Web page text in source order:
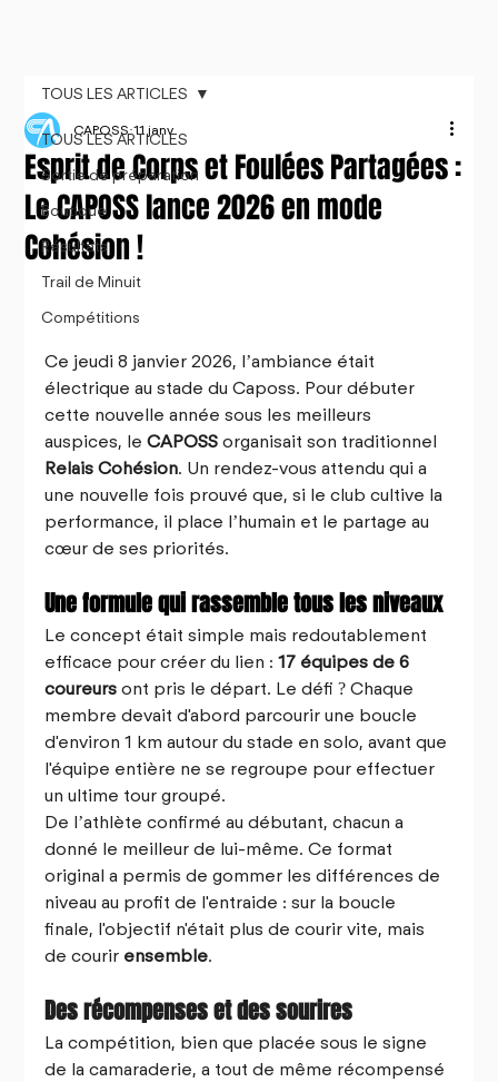
TOUS LES ARTICLES
Sortie de préparation
Boutique
Résultats
Trail de Minuit
Compétitions
TOUS LES ARTICLES
Esprit de Corps et Foulées Partagées :
Le CAPOSS lance 2026 en mode
Cohésion !
CAPOSS 11 janv.
Ce jeudi 8 janvier 2026, l’ambiance était
électrique au stade du Caposs. Pour débuter
cette nouvelle année sous les meilleurs
auspices, le CAPOSS organisait son traditionnel
Relais Cohésion. Un rendez-vous attendu qui a
une nouvelle fois prouvé que, si le club cultive la
performance, il place l’humain et le partage au
cœur de ses priorités.
Une formule qui rassemble tous les niveaux
Le concept était simple mais redoutablement
efficace pour créer du lien : 17 équipes de 6
coureurs ont pris le départ. Le défi ? Chaque
membre devait d'abord parcourir une boucle
d'environ 1 km autour du stade en solo, avant que
l'équipe entière ne se regroupe pour effectuer
un ultime tour groupé.
De l’athlète confirmé au débutant, chacun a
donné le meilleur de lui-même. Ce format
original a permis de gommer les différences de
niveau au profit de l'entraide : sur la boucle
finale, l'objectif n'était plus de courir vite, mais
de courir ensemble.
Des récompenses et des sourires
La compétition, bien que placée sous le signe
de la camaraderie, a tout de même récompensé